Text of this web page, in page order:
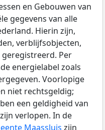
en Gebouwen van
gegevens van alle
Hierin zijn,
verblijfsobjecten,
Per
energielabel zoals
Voorlopige
niet rechtsgeldig;
een geldigheid van
verlopen. In de
Maassluis zijn